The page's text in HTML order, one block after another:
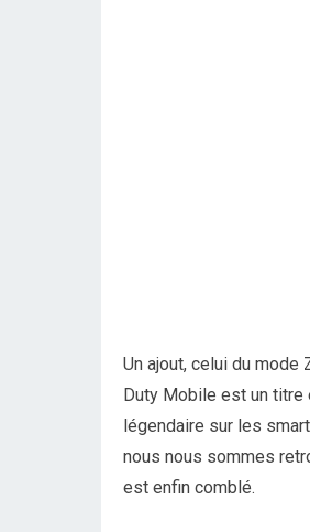
Un ajout, celui du mode
Duty Mobile est un
légendaire sur les
nous nous sommes
est enfin comblé.